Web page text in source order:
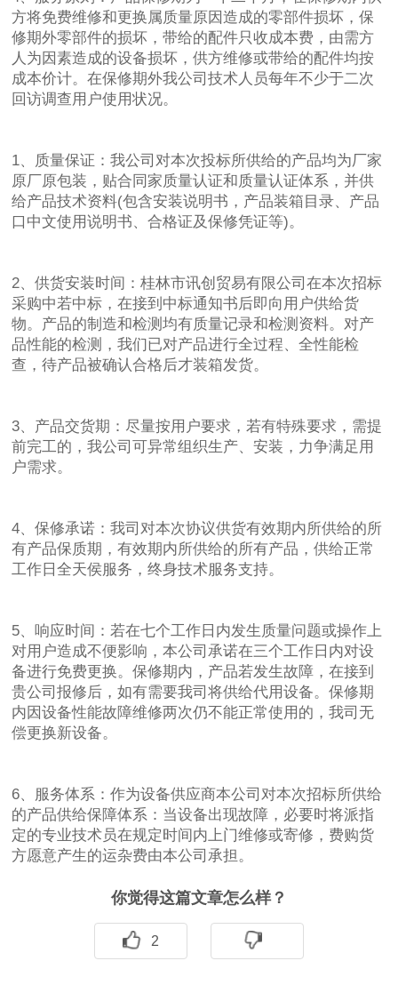
方将免费维修和更换属质量原因造成的零部件损坏，保
修期外零部件的损坏，带给的配件只收成本费，由需方
人为因素造成的设备损坏，供方维修或带给的配件均按
成本价计。在保修期外我公司技术人员每年不少于二次
回访调查用户使用状况。
1、质量保证：我公司对本次投标所供给的产品均为厂家
原厂原包装，贴合同家质量认证和质量认证体系，并供
给产品技术资料(包含安装说明书，产品装箱目录、产品
口中文使用说明书、合格证及保修凭证等)。
2、供货安装时间：桂林市讯创贸易有限公司在本次招标
采购中若中标，在接到中标通知书后即向用户供给货
物。产品的制造和检测均有质量记录和检测资料。对产
品性能的检测，我们已对产品进行全过程、全性能检
查，待产品被确认合格后才装箱发货。
3、产品交货期：尽量按用户要求，若有特殊要求，需提
前完工的，我公司可异常组织生产、安装，力争满足用
户需求。
4、保修承诺：我司对本次协议供货有效期内所供给的所
有产品保质期，有效期内所供给的所有产品，供给正常
工作日全天侯服务，终身技术服务支持。
5、响应时间：若在七个工作日内发生质量问题或操作上
对用户造成不便影响，本公司承诺在三个工作日内对设
备进行免费更换。保修期内，产品若发生故障，在接到
贵公司报修后，如有需要我司将供给代用设备。保修期
内因设备性能故障维修两次仍不能正常使用的，我司无
偿更换新设备。
6、服务体系：作为设备供应商本公司对本次招标所供给
的产品供给保障体系：当设备出现故障，必要时将派指
定的专业技术员在规定时间内上门维修或寄修，费购货
方愿意产生的运杂费由本公司承担。
你觉得这篇文章怎么样？
2